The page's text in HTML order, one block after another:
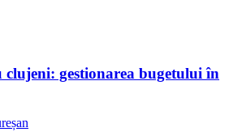
clujeni: gestionarea bugetului în